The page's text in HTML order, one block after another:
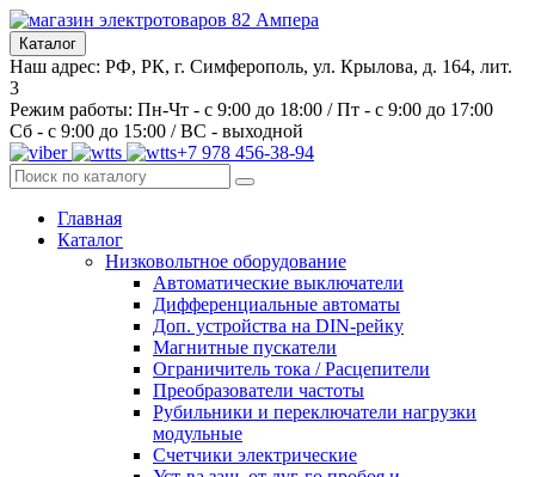
Каталог
Наш адрес: РФ, РК, г. Симферополь, ул. Крылова, д. 164, лит.
3
Режим работы: Пн-Чт - с 9:00 до 18:00 / Пт - с 9:00 до 17:00
Сб - с 9:00 до 15:00 / ВС - выходной
+7 978 456-38-94
Главная
Каталог
Низковольтное оборудование
Автоматические выключатели
Дифференциальные автоматы
Доп. устройства на DIN-рейку
Магнитные пускатели
Ограничитель тока / Расцепители
Преобразователи частоты
Рубильники и переключатели нагрузки
модульные
Счетчики электрические